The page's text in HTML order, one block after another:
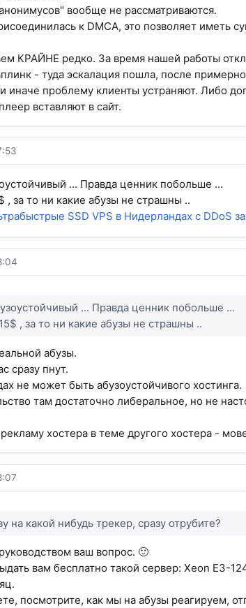
вообще не рассматриваются.
к DMCA, это позволяет иметь
КРАЙНЕ редко. За время нашей работы
- туда эскалация пошла, после
иначе проблему клиенты устраняют. Либо
вставляют в сайт.
... Правда ценник побольше ...
, за то ни какие абузы не страшны ..
SSD VPS в Нидерландах с DDoS
... Правда ценник побольше ...
, за то ни какие абузы не страшны ..
абузы.
сразу пнут.
не может быть абузоустойчивого хостинга.
там достаточно либеральное, но не
рекламу хостера в теме другого хостера -
на какой нибудь трекер, сразу отрубите?
ваш вопрос. 🙂
вам бесплатно такой сервер: Xeon E3-
посмотрите, как мы на абузы реагируем,